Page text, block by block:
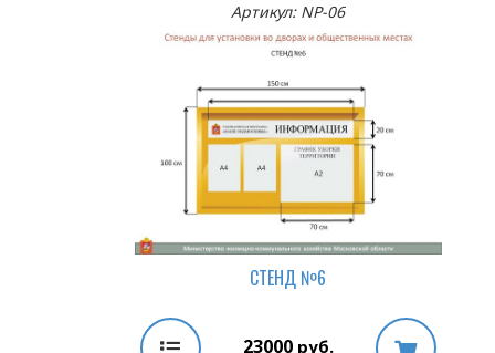
Артикул: NP-06
СТЕНД №6
23000руб.